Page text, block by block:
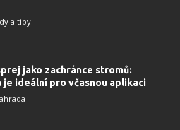
a tipy
jako zachránce stromů:
je ideální pro včasnou aplikaci